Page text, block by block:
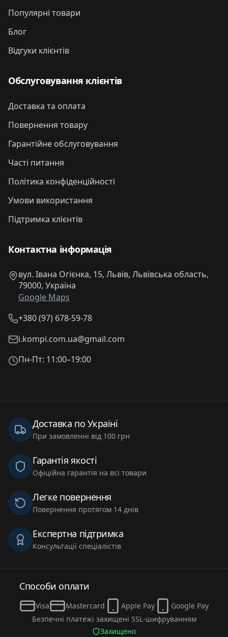
Популярні товари
Блог
Відгуки клієнтів
Обслуговування клієнтів
Доставка та оплата
Повернення товару
Гарантійне обслуговування
Часті питання
Політика конфіденційності
Умови використання
Підтримка клієнтів
Контактна інформація
вул. Івана Огієнка, 15, Львів, Львівська область,
79000, Україна
Google Maps
+380 (97) 678-59-78
i.kompi.com.ua@gmail.com
Пн-Пт: 11:00–19:00
Доставка по Україні
При замовленні від 100 грн
Гарантія якості
Офіційна гарантія на всі товари
Легке повернення
Повернення протягом 14 днів
Експертна підтримка
Консультації спеціалістів
Способи оплати
Visa Mastercard Apple Pay
Google Pay
Безпечні платежі захищені SSL-шифруванням
Захищено